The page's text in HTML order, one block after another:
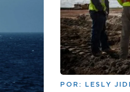
POR: LESLY